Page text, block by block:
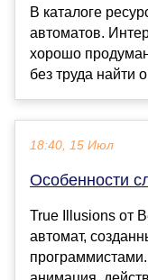
В каталоге
автоматов.
хорошо
без труда найти
18:40, 15 Июл
Особенности
True Illusions от
автомат,